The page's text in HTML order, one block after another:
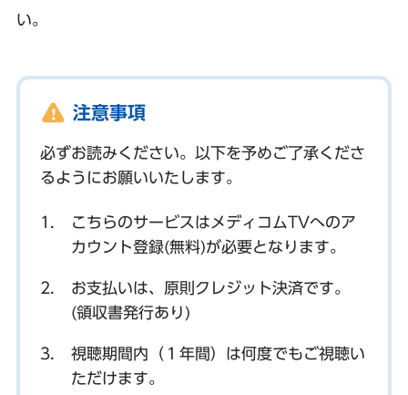
い。
注意事項
必ずお読みください。以下を予めご了承くださ
るようにお願いいたします。
こちらのサービスはメディコムTVへのア
カウント登録(無料)が必要となります。
お支払いは、原則クレジット決済です。
(領収書発行あり)
視聴期間内（１年間）は何度でもご視聴い
ただけます。